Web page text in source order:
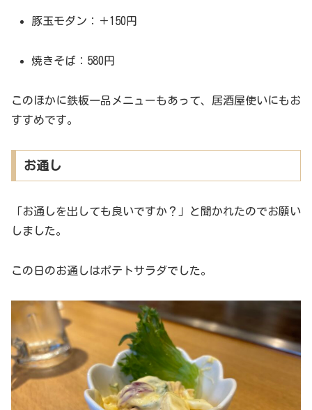
豚玉モダン：＋150円
焼きそば：580円
このほかに鉄板一品メニューもあって、居酒屋使いにもお
すすめです。
お通し
「お通しを出しても良いですか？」と聞かれたのでお願い
しました。
この日のお通しはポテトサラダでした。